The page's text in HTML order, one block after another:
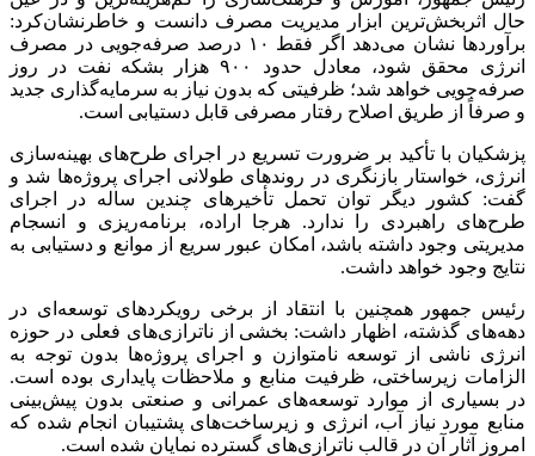
حال اثربخش‌ترین ابزار مدیریت مصرف دانست و خاطرنشان‌کرد:
برآوردها نشان می‌دهد اگر فقط ۱۰ درصد صرفه‌جویی در مصرف
انرژی محقق شود، معادل حدود ۹۰۰ هزار بشکه نفت در روز
صرفه‌جویی خواهد شد؛ ظرفیتی که بدون نیاز به سرمایه‌گذاری جدید
و صرفاً از طریق اصلاح رفتار مصرفی قابل دستیابی است.
پزشکیان با تأکید بر ضرورت تسریع در اجرای طرح‌های بهینه‌سازی
انرژی، خواستار بازنگری در روندهای طولانی اجرای پروژه‌ها شد و
گفت: کشور دیگر توان تحمل تأخیرهای چندین ساله در اجرای
طرح‌های راهبردی را ندارد. هرجا اراده، برنامه‌ریزی و انسجام
مدیریتی وجود داشته باشد، امکان عبور سریع از موانع و دستیابی به
نتایج وجود خواهد داشت.
رئیس جمهور همچنین با انتقاد از برخی رویکردهای توسعه‌ای در
دهه‌های گذشته، اظهار داشت: بخشی از ناترازی‌های فعلی در حوزه
انرژی ناشی از توسعه نامتوازن و اجرای پروژه‌ها بدون توجه به
الزامات زیرساختی، ظرفیت منابع و ملاحظات پایداری بوده است.
در بسیاری از موارد توسعه‌های عمرانی و صنعتی بدون پیش‌بینی
منابع مورد نیاز آب، انرژی و زیرساخت‌های پشتیبان انجام شده که
امروز آثار آن در قالب ناترازی‌های گسترده نمایان شده است.